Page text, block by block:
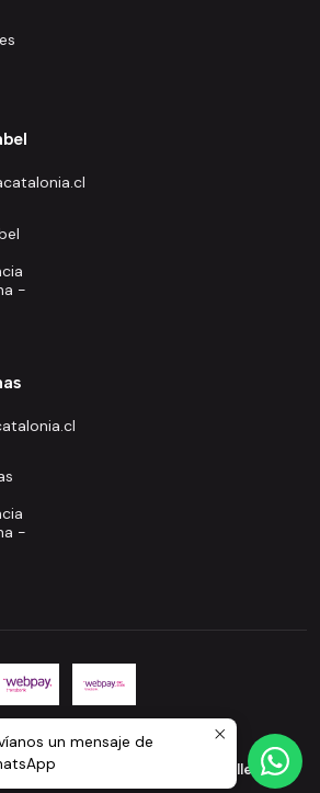
-
-
Desarrollado por Jumpseller
un mensaje de